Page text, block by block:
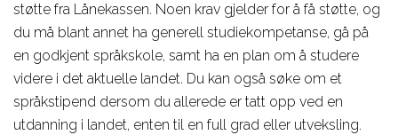
støtte fra Lånekassen. Noen krav gjelder for å få støtte, og
du må blant annet ha generell studiekompetanse, gå på
en godkjent språkskole, samt ha en plan om å studere
videre i det aktuelle landet. Du kan også søke om et
språkstipend dersom du allerede er tatt opp ved en
utdanning i landet, enten til en full grad eller utveksling.